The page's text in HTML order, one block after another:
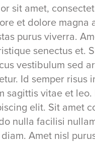
sit amet,
et dolore magna
purus viverra.
senectus et.
vestibulum sed
Id semper
sagittis vitae et
elit. Sit amet
nulla facilisi
Amet nisl